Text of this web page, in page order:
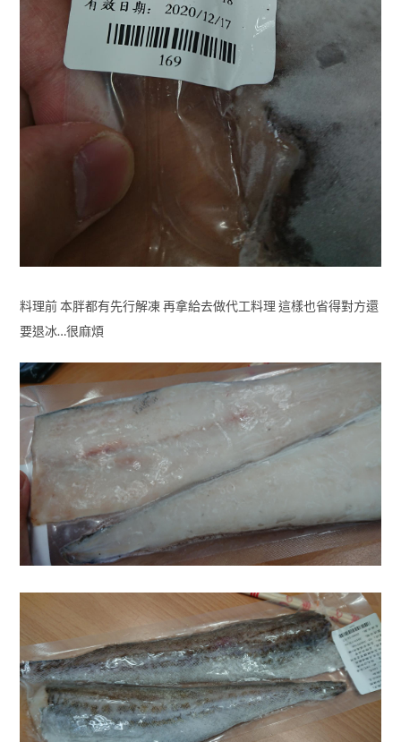
料理前 本胖都有先行解凍 再拿給去做代工料理 這樣也省得對方還
要退冰…很麻煩